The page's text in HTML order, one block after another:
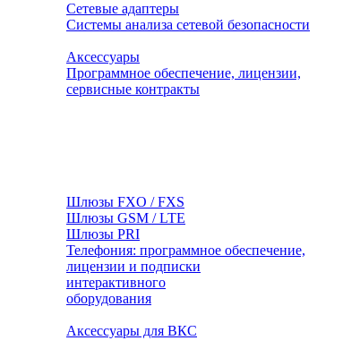
Сетевые адаптеры
Системы анализа сетевой безопасности
Аксессуары
Программное обеспечение, лицензии,
сервисные контракты
Шлюзы FXO / FXS
Шлюзы GSM / LTE
Шлюзы PRI
Телефония: программное обеспечение,
лицензии и подписки
оборудования
Аксессуары для ВКС